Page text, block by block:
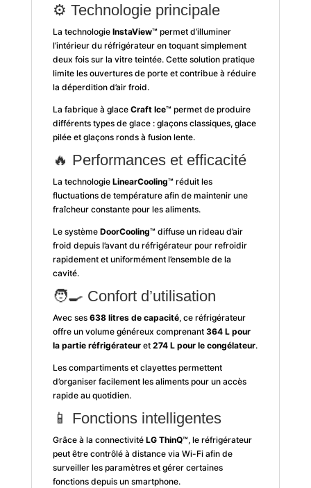
⚙️ Technologie principale
La technologie InstaView™permet d’illuminer
l’intérieur du réfrigérateur en toquant simplement
deux fois sur la vitre teintée. Cette solution pratique
limite les ouvertures de porte et contribue à réduire
la déperdition d’air froid.
La fabrique à glace Craft Ice™permet de produire
différents types de glace : glaçons classiques, glace
pilée et glaçons ronds à fusion lente.
🔥 Performances et efficacité
La technologie LinearCooling™réduit les
fluctuations de température afin de maintenir une
fraîcheur constante pour les aliments.
Le système DoorCooling™diffuse un rideau d’air
froid depuis l’avant du réfrigérateur pour refroidir
rapidement et uniformément l’ensemble de la
cavité.
🧑‍🍳 Confort d’utilisation
Avec ses 638 litres de capacité, ce réfrigérateur
offre un volume généreux comprenant 364 L pour
la partie réfrigérateuret 274 L pour le congélateur.
Les compartiments et clayettes permettent
d’organiser facilement les aliments pour un accès
rapide au quotidien.
📱 Fonctions intelligentes
Grâce à la connectivité LG ThinQ™, le réfrigérateur
peut être contrôlé à distance via Wi-Fi afin de
surveiller les paramètres et gérer certaines
fonctions depuis un smartphone.